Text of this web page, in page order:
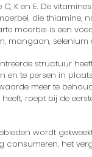
K en E. De
die thiamine,
moerbei is een
mangaan, selenium
structuur
en te persen in
meer te
roept bij de
wordt
consumeren, het